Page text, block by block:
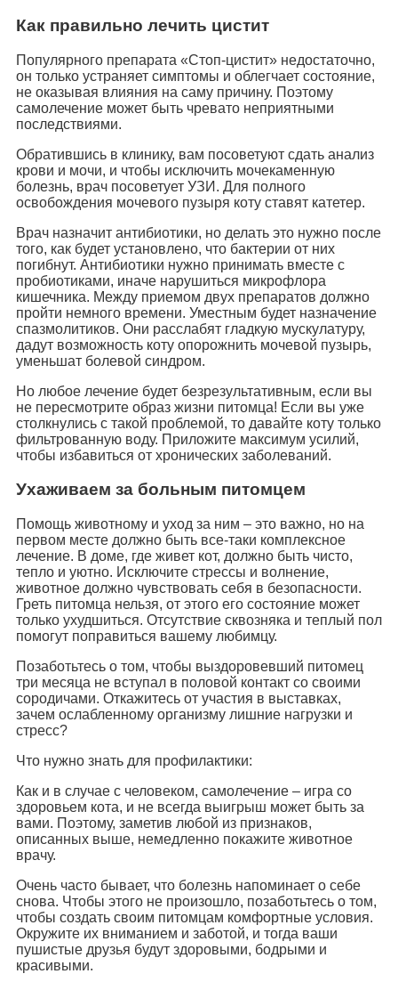
Как правильно лечить цистит
Популярного препарата «Стоп-цистит» недостаточно,
он только устраняет симптомы и облегчает состояние,
не оказывая влияния на саму причину. Поэтому
самолечение может быть чревато неприятными
последствиями.
Обратившись в клинику, вам посоветуют сдать анализ
крови и мочи, и чтобы исключить мочекаменную
болезнь, врач посоветует УЗИ. Для полного
освобождения мочевого пузыря коту ставят катетер.
Врач назначит антибиотики, но делать это нужно после
того, как будет установлено, что бактерии от них
погибнут. Антибиотики нужно принимать вместе с
пробиотиками, иначе нарушиться микрофлора
кишечника. Между приемом двух препаратов должно
пройти немного времени. Уместным будет назначение
спазмолитиков. Они расслабят гладкую мускулатуру,
дадут возможность коту опорожнить мочевой пузырь,
уменьшат болевой синдром.
Но любое лечение будет безрезультативным, если вы
не пересмотрите образ жизни питомца! Если вы уже
столкнулись с такой проблемой, то давайте коту только
фильтрованную воду. Приложите максимум усилий,
чтобы избавиться от хронических заболеваний.
Ухаживаем за больным питомцем
Помощь животному и уход за ним – это важно, но на
первом месте должно быть все-таки комплексное
лечение. В доме, где живет кот, должно быть чисто,
тепло и уютно. Исключите стрессы и волнение,
животное должно чувствовать себя в безопасности.
Греть питомца нельзя, от этого его состояние может
только ухудшиться. Отсутствие сквозняка и теплый пол
помогут поправиться вашему любимцу.
Позаботьтесь о том, чтобы выздоровевший питомец
три месяца не вступал в половой контакт со своими
сородичами. Откажитесь от участия в выставках,
зачем ослабленному организму лишние нагрузки и
стресс?
Что нужно знать для профилактики:
Как и в случае с человеком, самолечение – игра со
здоровьем кота, и не всегда выигрыш может быть за
вами. Поэтому, заметив любой из признаков,
описанных выше, немедленно покажите животное
врачу.
Очень часто бывает, что болезнь напоминает о себе
снова. Чтобы этого не произошло, позаботьтесь о том,
чтобы создать своим питомцам комфортные условия.
Окружите их вниманием и заботой, и тогда ваши
пушистые друзья будут здоровыми, бодрыми и
красивыми.